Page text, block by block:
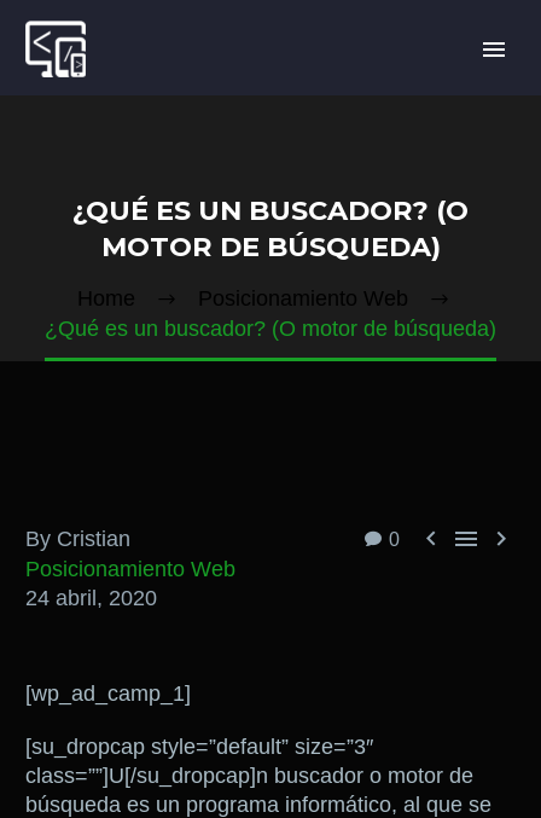
¿QUÉ ES UN BUSCADOR? (O
MOTOR DE BÚSQUEDA)
Home
Posicionamiento Web
¿Qué es un buscador? (O motor de búsqueda)
0   
By Cristian
Posicionamiento Web
24 abril, 2020
[wp_ad_camp_1]
[su_dropcap style=”default” size=”3″
class=””]U[/su_dropcap]n buscador o motor de
búsqueda es un programa informático, al que se